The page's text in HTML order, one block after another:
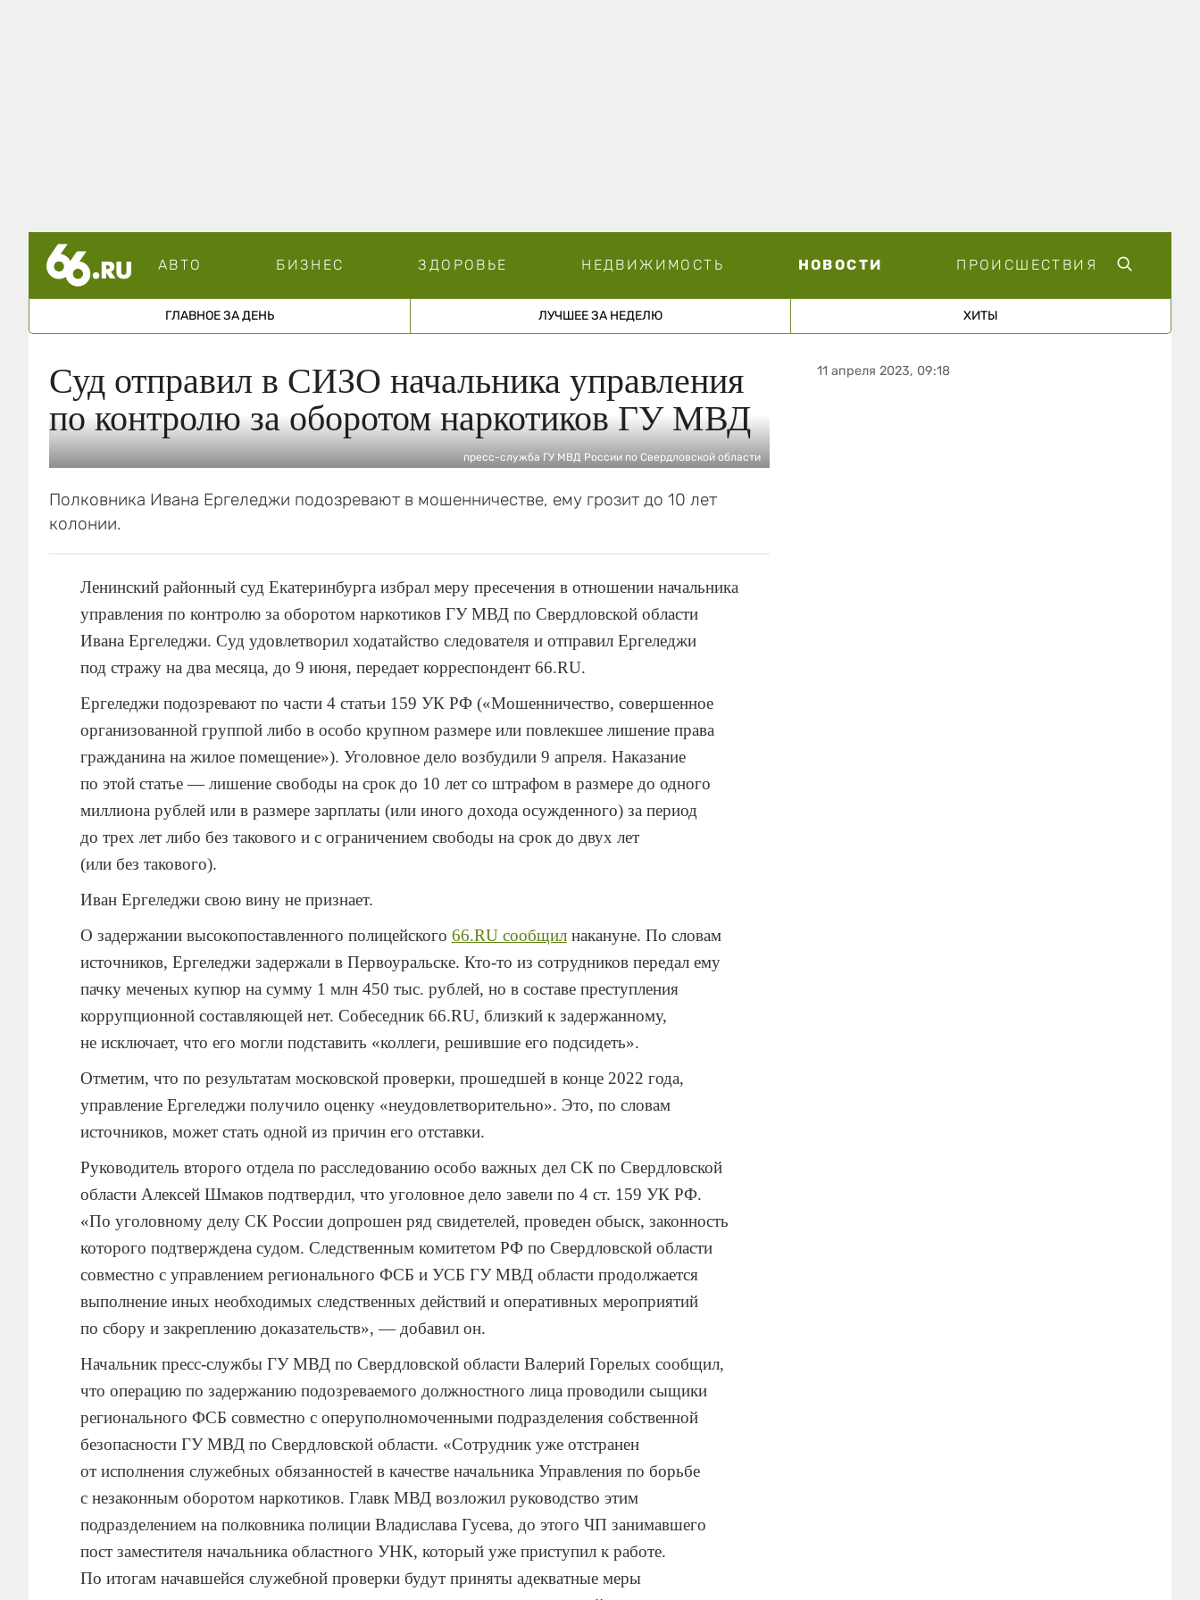
АВТО БИЗНЕС ЗДОРОВЬЕ НЕДВИЖИМОСТЬ НОВОСТИ ПРОИСШЕСТВИЯ
ГЛАВНОЕ ЗА ДЕНЬ ЛУЧШЕЕ ЗА НЕДЕЛЮ ХИТЫ
Суд отправил в СИЗО начальника управления
по контролю за оборотом наркотиков ГУ МВД
пресс-служба ГУ МВД России по Свердловской области
Полковника Ивана Ергеледжи подозревают в мошенничестве, ему грозит до 10 лет
колонии.
Ленинский районный суд Екатеринбурга избрал меру пресечения в отношении начальника
управления по контролю за оборотом наркотиков ГУ МВД по Свердловской области
Ивана Ергеледжи. Суд удовлетворил ходатайство следователя и отправил Ергеледжи
под стражу на два месяца, до 9 июня, передает корреспондент 66.RU.
Ергеледжи подозревают по части 4 статьи 159 УК РФ («Мошенничество, совершенное
организованной группой либо в особо крупном размере или повлекшее лишение права
гражданина на жилое помещение»). Уголовное дело возбудили 9 апреля. Наказание
по этой статье — лишение свободы на срок до 10 лет со штрафом в размере до одного
миллиона рублей или в размере зарплаты (или иного дохода осужденного) за период
до трех лет либо без такового и с ограничением свободы на срок до двух лет
(или без такового).
Иван Ергеледжи свою вину не признает.
О задержании высокопоставленного полицейского 66.RU сообщилнакануне. По словам
источников, Ергеледжи задержали в Первоуральске. Кто-то из сотрудников передал ему
пачку меченых купюр на сумму 1 млн 450 тыс. рублей, но в составе преступления
коррупционной составляющей нет. Собеседник 66.RU, близкий к задержанному,
не исключает, что его могли подставить «коллеги, решившие его подсидеть».
Отметим, что по результатам московской проверки, прошедшей в конце 2022 года,
управление Ергеледжи получило оценку «неудовлетворительно». Это, по словам
источников, может стать одной из причин его отставки.
Руководитель второго отдела по расследованию особо важных дел СК по Свердловской
области Алексей Шмаков подтвердил, что уголовное дело завели по 4 ст. 159 УК РФ.
«По уголовному делу СК России допрошен ряд свидетелей, проведен обыск, законность
которого подтверждена судом. Следственным комитетом РФ по Свердловской области
совместно с управлением регионального ФСБ и УСБ ГУ МВД области продолжается
выполнение иных необходимых следственных действий и оперативных мероприятий
по сбору и закреплению доказательств», — добавил он.
Начальник пресс-службы ГУ МВД по Свердловской области Валерий Горелых сообщил,
что операцию по задержанию подозреваемого должностного лица проводили сыщики
регионального ФСБ совместно с оперуполномоченными подразделения собственной
безопасности ГУ МВД по Свердловской области. «Сотрудник уже отстранен
от исполнения служебных обязанностей в качестве начальника Управления по борьбе
с незаконным оборотом наркотиков. Главк МВД возложил руководство этим
подразделением на полковника полиции Владислава Гусева, до этого ЧП занимавшего
пост заместителя начальника областного УНК, который уже приступил к работе.
По итогам начавшейся служебной проверки будут приняты адекватные меры
11 апреля 2023, 09:18